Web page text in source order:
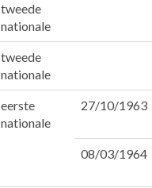
tweede
nationale
tweede
nationale
eerste
nationale
27/10/1963
08/03/1964